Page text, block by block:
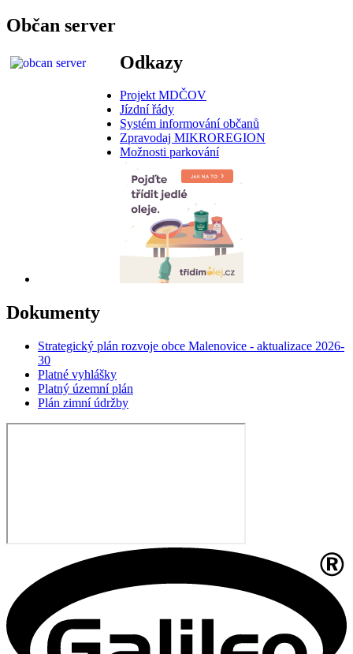
Občan server
Odkazy
Projekt MDČOV
Jízdní řády
Systém informování občanů
Zpravodaj MIKROREGION
Možnosti parkování
Dokumenty
Strategický plán rozvoje obce Malenovice - aktualizace 2026-
30
Platné vyhlášky
Platný územní plán
Plán zimní údržby